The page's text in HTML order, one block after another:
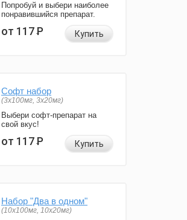
Попробуй и выбери наиболее
понравившийся препарат.
от 117Р Купить
Софт набор
(3x100мг, 3x20мг)
Выбери софт-препарат на
свой вкус!
от 117Р Купить
Набор "Два в одном"
(10x100мг, 10x20мг)